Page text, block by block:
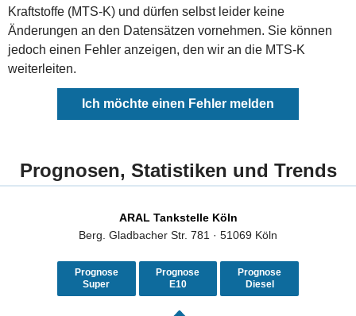
Kraftstoffe (MTS-K) und dürfen selbst leider keine
Änderungen an den Datensätzen vornehmen. Sie können
jedoch einen Fehler anzeigen, den wir an die MTS-K
weiterleiten.
Ich möchte einen Fehler melden
Prognosen, Statistiken und Trends
ARAL Tankstelle Köln
Berg. Gladbacher Str. 781 · 51069 Köln
Prognose
Super
Prognose
E10
Prognose
Diesel